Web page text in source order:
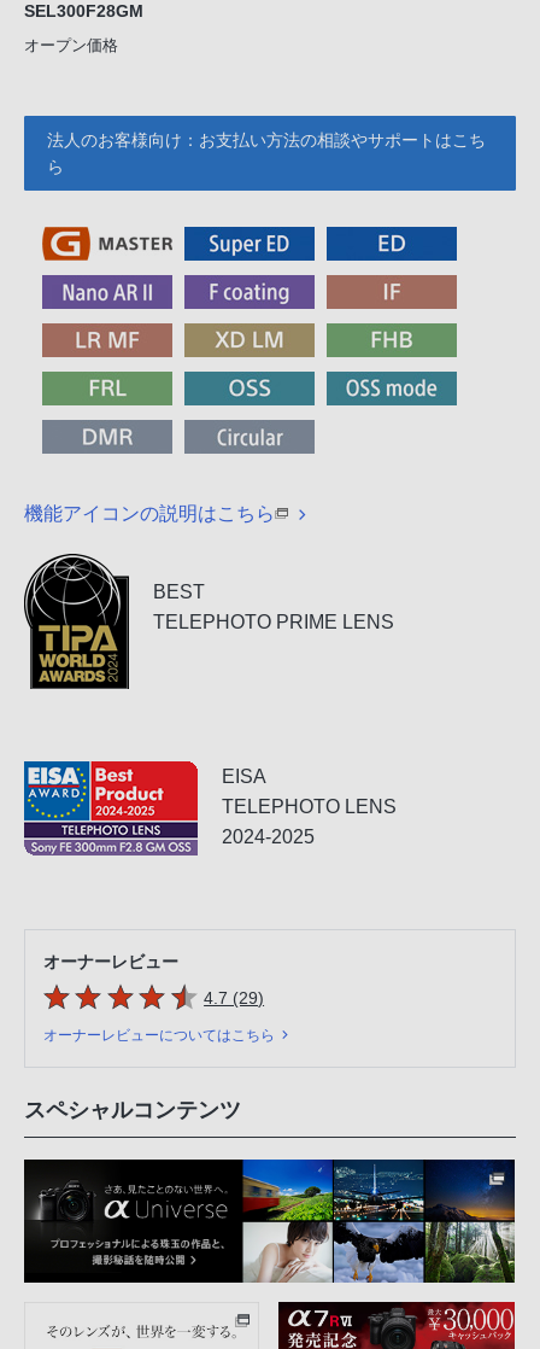
SEL300F28GM
オープン価格
法人のお客様向け：お支払い方法の相談やサポートはこち
ら
機能アイコンの説明はこちら
BEST
TELEPHOTO PRIME LENS
EISA
TELEPHOTO LENS
2024-2025
オーナーレビュー
5つの星のうち
4.7 (29件のレビュー
)
オーナーレビューについてはこちら
スペシャルコンテンツ